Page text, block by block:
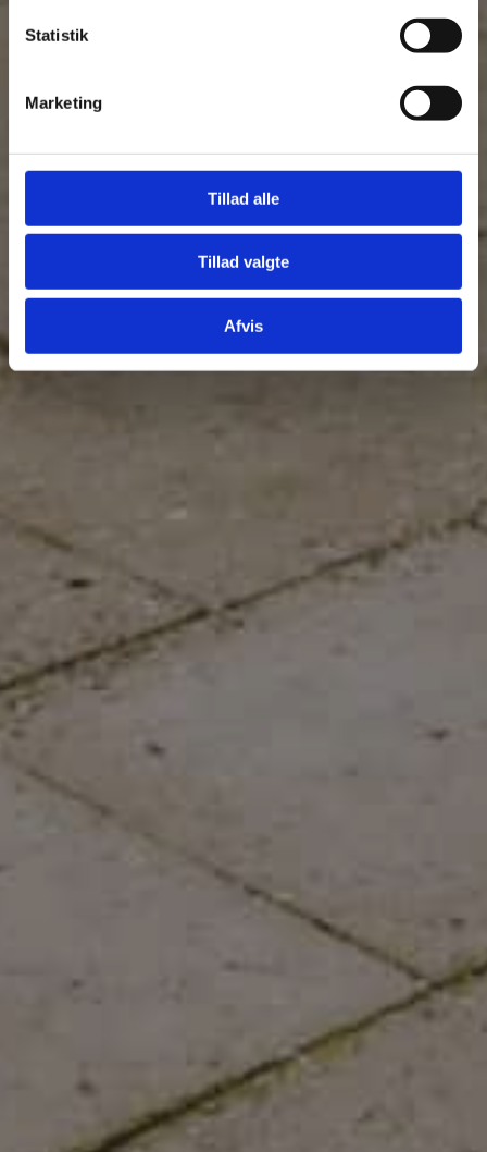
Statistik
Marketing
Tillad alle
Tillad valgte
Afvis